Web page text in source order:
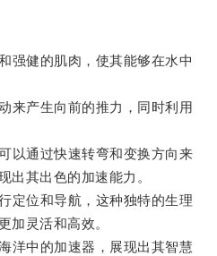
健的肌肉，使其能够在水中
产生向前的推力，同时利用
通过快速转弯和变换方向来
出其出色的加速能力。
位和导航，这种独特的生理
加灵活和高效。
中的加速器，展现出其智慧